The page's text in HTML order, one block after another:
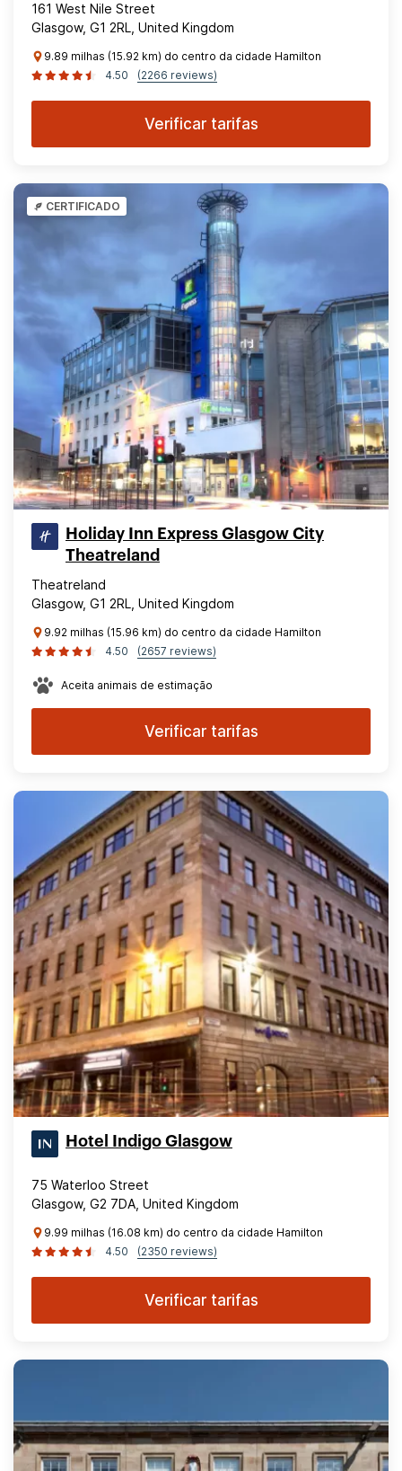
161 West Nile Street
Glasgow, G1 2RL, United Kingdom
9.89 milhas (15.92 km) do centro da cidade Hamilton
4.50
(2266 reviews)
Verificar tarifas
CERTIFICADO
Holiday Inn Express Glasgow City
Theatreland
Theatreland
Glasgow, G1 2RL, United Kingdom
9.92 milhas (15.96 km) do centro da cidade Hamilton
4.50
(2657 reviews)
Aceita animais de estimação
Verificar tarifas
Hotel Indigo Glasgow
75 Waterloo Street
Glasgow, G2 7DA, United Kingdom
9.99 milhas (16.08 km) do centro da cidade Hamilton
4.50
(2350 reviews)
Verificar tarifas